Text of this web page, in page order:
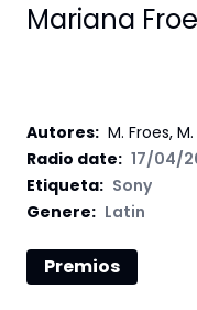
Mariana
Autores: M. Froes,
Radio date: 17/04/
Etiqueta: Sony
Genere: Latin
Premios